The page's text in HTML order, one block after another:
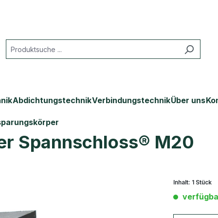
AbdichtungstechnikVerbindungstechnikÜber uns
Spannschloss® M20
Inhalt: 1 Stück